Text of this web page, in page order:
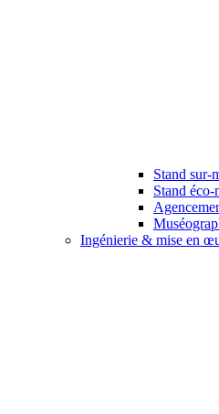
Stand sur-
Stand
Ingénierie & mise en